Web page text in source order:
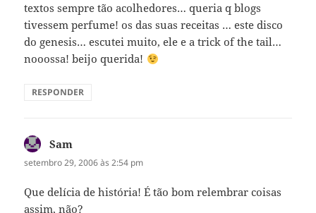
textos sempre tão acolhedores… queria q blogs
tivessem perfume! os das suas receitas … este disco
do genesis… escutei muito, ele e a trick of the tail…
nooossa! beijo querida!
RESPONDER
Sam
setembro 29, 2006 às 2:54 pm
Que delícia de história! É tão bom relembrar coisas
assim, não?